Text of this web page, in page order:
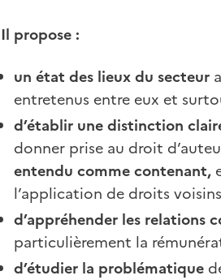
Il propose :
un état des lieux du secteur
entretenus entre eux et
d’établir une distinction
donner prise au droit
entendu comme contenant,
l’application de droits
d’appréhender les relations
particulièrement la
d’étudier la problématique